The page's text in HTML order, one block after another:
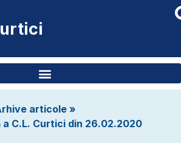
articole »
a C.L. Curtici din 26.02.2020